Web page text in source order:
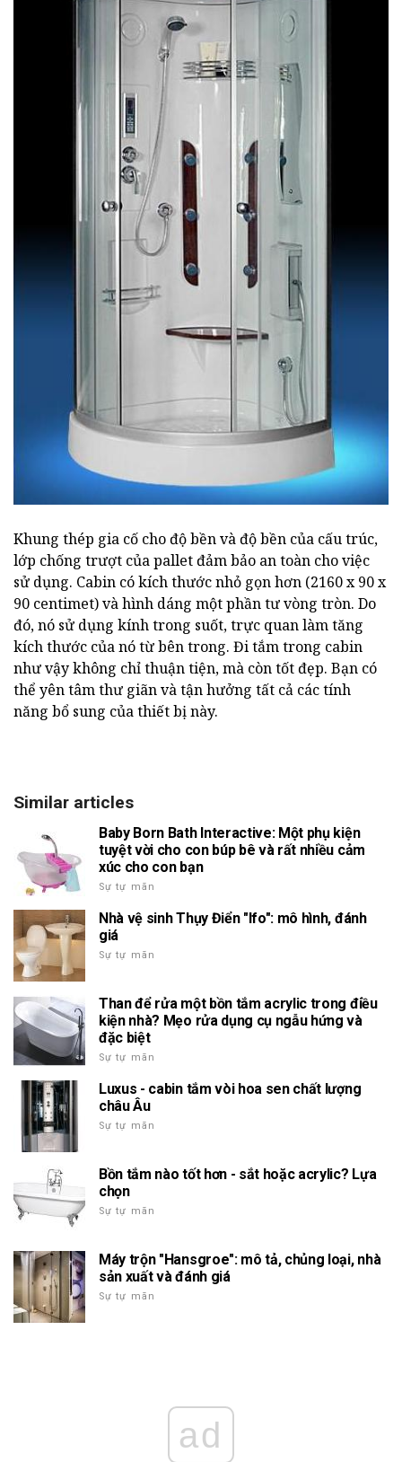
Khung thép gia cố cho độ bền và độ bền của cấu trúc,
lớp chống trượt của pallet đảm bảo an toàn cho việc
sử dụng. Cabin có kích thước nhỏ gọn hơn (2160 x 90 x
90 centimet) và hình dáng một phần tư vòng tròn. Do
đó, nó sử dụng kính trong suốt, trực quan làm tăng
kích thước của nó từ bên trong. Đi tắm trong cabin
như vậy không chỉ thuận tiện, mà còn tốt đẹp. Bạn có
thể yên tâm thư giãn và tận hưởng tất cả các tính
năng bổ sung của thiết bị này.
Similar articles
Baby Born Bath Interactive: Một phụ kiện
tuyệt vời cho con búp bê và rất nhiều cảm
xúc cho con bạn
Sự tự mãn
Nhà vệ sinh Thụy Điển "Ifo": mô hình, đánh
giá
Sự tự mãn
Than để rửa một bồn tắm acrylic trong điều
kiện nhà? Mẹo rửa dụng cụ ngẫu hứng và
đặc biệt
Sự tự mãn
Luxus - cabin tắm vòi hoa sen chất lượng
châu Âu
Sự tự mãn
Bồn tắm nào tốt hơn - sắt hoặc acrylic? Lựa
chọn
Sự tự mãn
Máy trộn "Hansgroe": mô tả, chủng loại, nhà
sản xuất và đánh giá
Sự tự mãn
ad